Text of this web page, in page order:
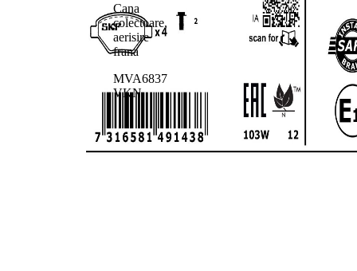
Cana
colectoare,
aerisire
frana
MVA6837
VKN